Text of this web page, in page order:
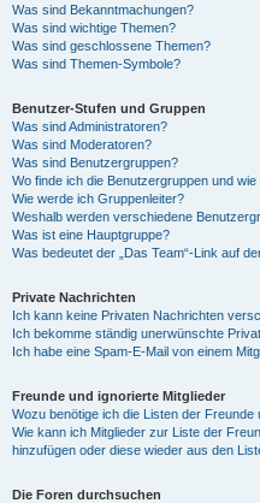
Was sind Bekanntmachungen?
Was sind wichtige Themen?
Was sind geschlossene Themen?
Was sind Themen-Symbole?
Benutzer-Stufen und Gruppen
Was sind Administratoren?
Was sind Moderatoren?
Was sind Benutzergruppen?
Wo finde ich die Benutzergruppen und
Wie werde ich Gruppenleiter?
Weshalb werden verschiedene
Was ist eine Hauptgruppe?
Was bedeutet der „Das Team“-Link auf
Private Nachrichten
Ich kann keine Privaten Nachrichten
Ich bekomme ständig unerwünschte
Ich habe eine Spam-E-Mail von einem
Freunde und ignorierte Mitglieder
Wozu benötige ich die Listen der Freunde
Wie kann ich Mitglieder zur Liste der
hinzufügen oder diese wieder aus den
Die Foren durchsuchen